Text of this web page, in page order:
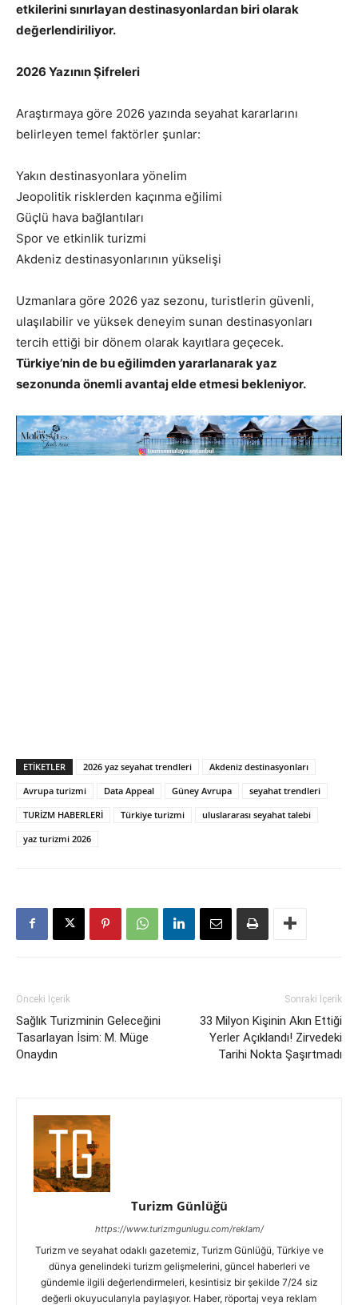
etkilerini sınırlayan destinasyonlardan biri olarak
değerlendiriliyor.
2026 Yazının Şifreleri
Araştırmaya göre 2026 yazında seyahat kararlarını
belirleyen temel faktörler şunlar:
Yakın destinasyonlara yönelim
Jeopolitik risklerden kaçınma eğilimi
Güçlü hava bağlantıları
Spor ve etkinlik turizmi
Akdeniz destinasyonlarının yükselişi
Uzmanlara göre 2026 yaz sezonu, turistlerin güvenli,
ulaşılabilir ve yüksek deneyim sunan destinasyonları
tercih ettiği bir dönem olarak kayıtlara geçecek.
Türkiye’nin de bu eğilimden yararlanarak yaz
sezonunda önemli avantaj elde etmesi bekleniyor.
ETIKETLER 2026 yaz seyahat trendleri
Akdeniz destinasyonları
Avrupa turizmi
Data Appeal Güney Avrupa
seyahat trendleri
TURİZM HABERLERİ
Türkiye turizmi
uluslararası seyahat talebi
yaz turizmi 2026
Önceki İçerik
Sağlık Turizminin Geleceğini
Tasarlayan İsim: M. Müge
Onaydın
Sonraki İçerik
33 Milyon Kişinin Akın Ettiği
Yerler Açıklandı! Zirvedeki
Tarihi Nokta Şaşırtmadı
Turizm Günlüğü
https://www.turizmgunlugu.com/reklam/
Turizm ve seyahat odaklı gazetemiz, Turizm Günlüğü, Türkiye ve
dünya genelindeki turizm gelişmelerini, güncel haberleri ve
gündemle ilgili değerlendirmeleri, kesintisiz bir şekilde 7/24 siz
değerli okuyucularıyla paylaşıyor. Haber, röportaj veya reklam